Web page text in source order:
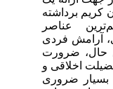
برداشته
عناصر
آرامش فردی
حال، ضرورت
اخلاقی و
ضروری